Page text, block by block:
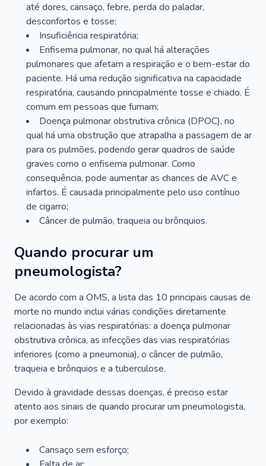
até dores, cansaço, febre, perda do paladar,
desconfortos e tosse;
Insuficiência respiratória;
Enfisema pulmonar, no qual há alterações
pulmonares que afetam a respiração e o bem-estar do
paciente. Há uma redução significativa na capacidade
respiratória, causando principalmente tosse e chiado. É
comum em pessoas que fumam;
Doença pulmonar obstrutiva crônica (DPOC), no
qual há uma obstrução que atrapalha a passagem de ar
para os pulmões, podendo gerar quadros de saúde
graves como o enfisema pulmonar. Como
consequência, pode aumentar as chances de AVC e
infartos. É causada principalmente pelo uso contínuo
de cigarro;
Câncer de pulmão, traqueia ou brônquios.
Quando procurar um
pneumologista?
De acordo com a OMS, a lista das 10 principais causas de
morte no mundo inclui várias condições diretamente
relacionadas às vias respiratórias: a doença pulmonar
obstrutiva crônica, as infecções das vias respiratórias
inferiores (como a pneumonia), o câncer de pulmão,
traqueia e brônquios e a tuberculose.
Devido à gravidade dessas doenças, é preciso estar
atento aos sinais de quando procurar um pneumologista,
por exemplo:
Cansaço sem esforço;